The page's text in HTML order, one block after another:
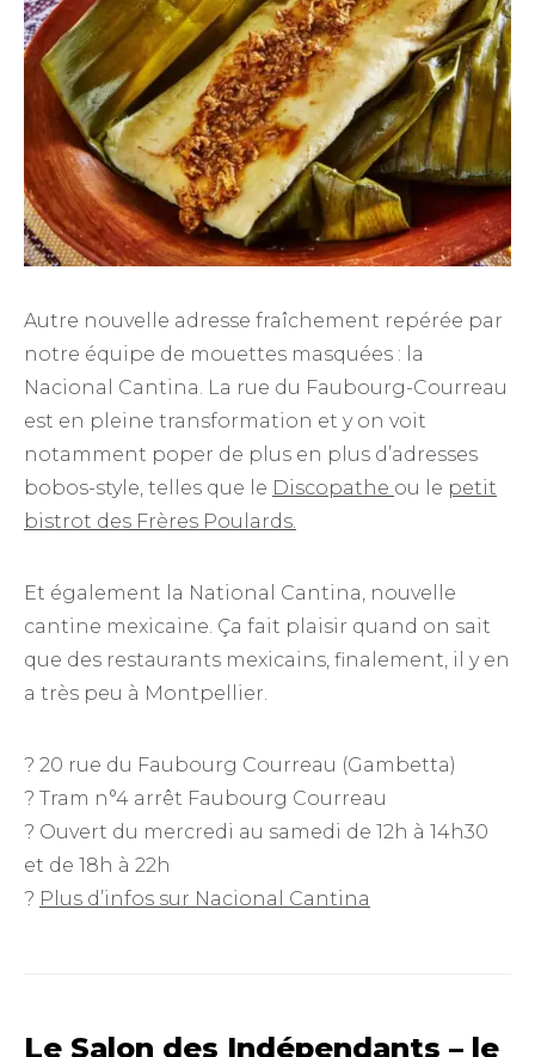
Autre nouvelle adresse fraîchement repérée par
notre équipe de mouettes masquées : la
Nacional Cantina. La rue du Faubourg-Courreau
est en pleine transformation et y on voit
notamment poper de plus en plus d’adresses
bobos-style, telles que le Discopathe ou le petit
bistrot des Frères Poulards.
Et également la National Cantina, nouvelle
cantine mexicaine. Ça fait plaisir quand on sait
que des restaurants mexicains, finalement, il y en
a très peu à Montpellier.
? 20 rue du Faubourg Courreau (Gambetta)
? Tram n°4 arrêt Faubourg Courreau
? Ouvert du mercredi au samedi de 12h à 14h30
et de 18h à 22h
? Plus d’infos sur Nacional Cantina
Le Salon des Indépendants – le